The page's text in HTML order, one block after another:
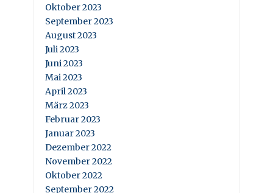
Oktober 2023
September 2023
August 2023
Juli 2023
Juni 2023
Mai 2023
April 2023
März 2023
Februar 2023
Januar 2023
Dezember 2022
November 2022
Oktober 2022
September 2022